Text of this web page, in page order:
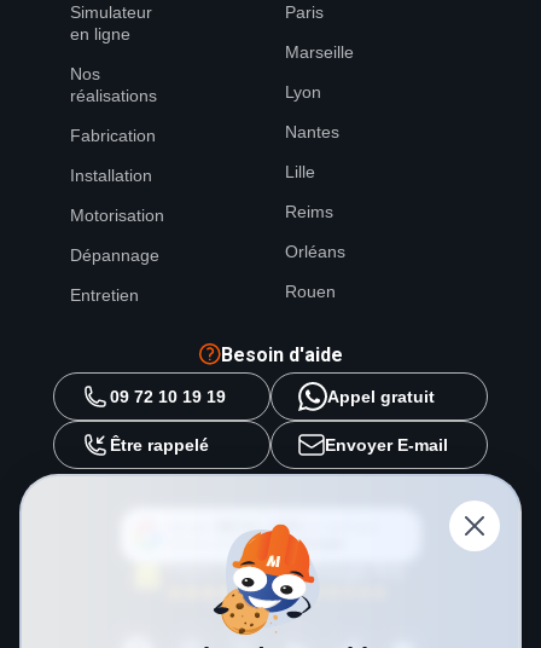
Simulateur
en ligne
Nos
réalisations
Fabrication
Installation
Motorisation
Dépannage
Entretien
Paris
Marseille
Lyon
Nantes
Lille
Reims
Orléans
Rouen
Besoin d'aide
09 72 10 19 19 Appel gratuit
Être rappelé Envoyer E-mail
METAL 2000
source préférée surGoogle